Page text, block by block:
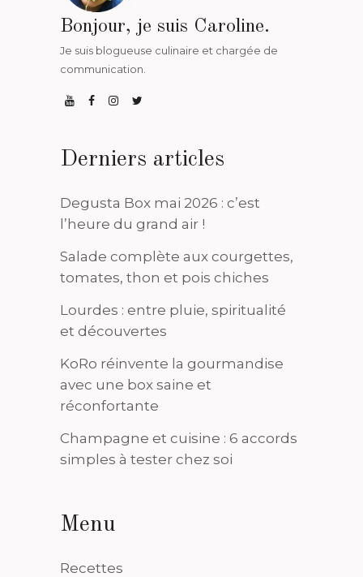
Bonjour, je suis Caroline.
Je suis blogueuse culinaire et chargée de
communication.
Derniers articles
Degusta Box mai 2026 : c’est
l’heure du grand air !
Salade complète aux courgettes,
tomates, thon et pois chiches
Lourdes : entre pluie, spiritualité
et découvertes
KoRo réinvente la gourmandise
avec une box saine et
réconfortante
Champagne et cuisine : 6 accords
simples à tester chez soi
Menu
Recettes